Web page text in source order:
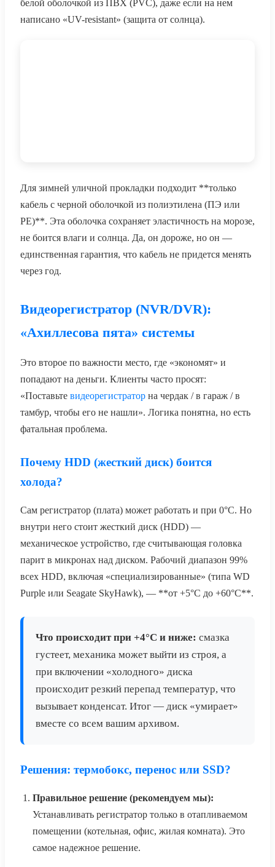
белой оболочкой из ПВХ (PVC), даже если на нем
написано «UV-resistant» (защита от солнца).
Для зимней уличной прокладки подходит **только
кабель с черной оболочкой из полиэтилена (ПЭ или
PE)**. Эта оболочка сохраняет эластичность на морозе,
не боится влаги и солнца. Да, он дороже, но он —
единственная гарантия, что кабель не придется менять
через год.
Видеорегистратор (NVR/DVR):
«Ахиллесова пята» системы
Это второе по важности место, где «экономят» и
попадают на деньги. Клиенты часто просят:
«Поставьте видеорегистратор на чердак / в гараж / в
тамбур, чтобы его не нашли». Логика понятна, но есть
фатальная проблема.
Почему HDD (жесткий диск) боится
холода?
Сам регистратор (плата) может работать и при 0°C. Но
внутри него стоит жесткий диск (HDD) —
механическое устройство, где считывающая головка
парит в микронах над диском. Рабочий диапазон 99%
всех HDD, включая «специализированные» (типа WD
Purple или Seagate SkyHawk), — **от +5°C до +60°C**.
Что происходит при +4°C и ниже: смазка
густеет, механика может выйти из строя, а
при включении «холодного» диска
происходит резкий перепад температур, что
вызывает конденсат. Итог — диск «умирает»
вместе со всем вашим архивом.
Решения: термобокс, перенос или SSD?
Правильное решение (рекомендуем мы):
Устанавливать регистратор только в отапливаемом
помещении (котельная, офис, жилая комната). Это
самое надежное решение.